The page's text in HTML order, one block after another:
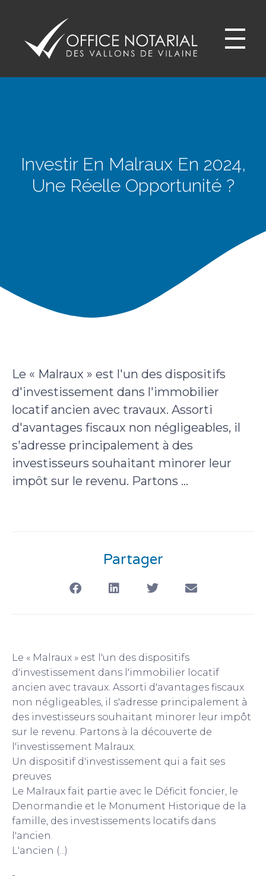
Investir En Malraux En 2024,
Une Réelle Opportunité ?
Le « Malraux » est l'un des dispositifs
d'investissement dans l'immobilier
locatif ancien avec travaux. Assorti
d'avantages fiscaux non négligeables, il
s'adresse principalement à des
investisseurs souhaitant minorer leur
impôt sur le revenu. Partons ...
Partager
Le « Malraux » est l'un des dispositifs
d'investissement dans l'immobilier locatif
ancien avec travaux. Assorti d'avantages fiscaux
non négligeables, il s'adresse principalement à
des investisseurs souhaitant minorer leur impôt
sur le revenu. Partons à la découverte de
l'investissement Malraux.
Un dispositif d'investissement qui a fait ses
preuves
Le Malraux fait partie avec le Déficit foncier, le
Denormandie et le Monument Historique de la
famille, des investissements locatifs dans
l'ancien.
L'ancien (...)
-